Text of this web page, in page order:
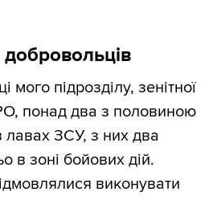
мого підрозділу, зенітної
понад два з половиною
ЗСУ, з них два
в зоні бойових дій.
виконувати